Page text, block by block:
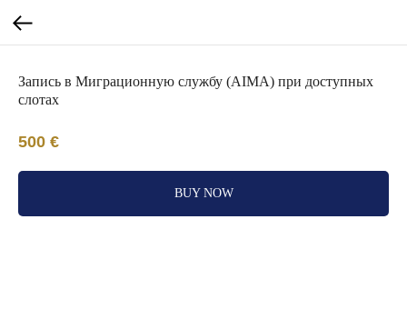
Запись в Миграционную службу (AIMA) при доступных
слотах
500 €
BUY NOW